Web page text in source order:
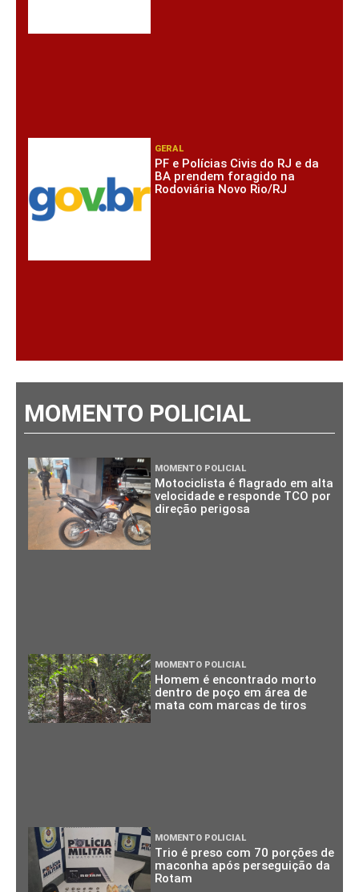
GERAL
PF e Polícias Civis do RJ e da
BA prendem foragido na
Rodoviária Novo Rio/RJ
MOMENTO POLICIAL
MOMENTO POLICIAL
Motociclista é flagrado em alta
velocidade e responde TCO por
direção perigosa
MOMENTO POLICIAL
Homem é encontrado morto
dentro de poço em área de
mata com marcas de tiros
MOMENTO POLICIAL
Trio é preso com 70 porções de
maconha após perseguição da
Rotam